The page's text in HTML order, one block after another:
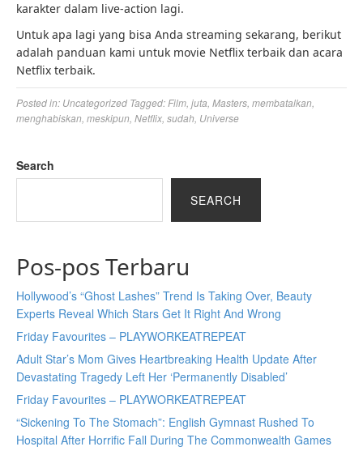
karakter dalam live-action lagi.
Untuk apa lagi yang bisa Anda streaming sekarang, berikut
adalah panduan kami untuk movie Netflix terbaik dan acara
Netflix terbaik.
Posted in: Uncategorized Tagged: Film juta Masters membatalkan
menghabiskan meskipun Netflix sudah Universe
Search
SEARCH
Pos-pos Terbaru
Hollywood’s “Ghost Lashes” Trend Is Taking Over, Beauty
Experts Reveal Which Stars Get It Right And Wrong
Friday Favourites – PLAYWORKEATREPEAT
Adult Star’s Mom Gives Heartbreaking Health Update After
Devastating Tragedy Left Her ‘Permanently Disabled’
Friday Favourites – PLAYWORKEATREPEAT
“Sickening To The Stomach”: English Gymnast Rushed To
Hospital After Horrific Fall During The Commonwealth Games